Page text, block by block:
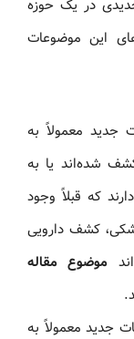
در یک حوزه
این موضوعات
جدید معمولاً به
شده‌اند یا به
که قبلاً وجود
کشف دارویی
موضوع مقاله
جدید معمولاً به